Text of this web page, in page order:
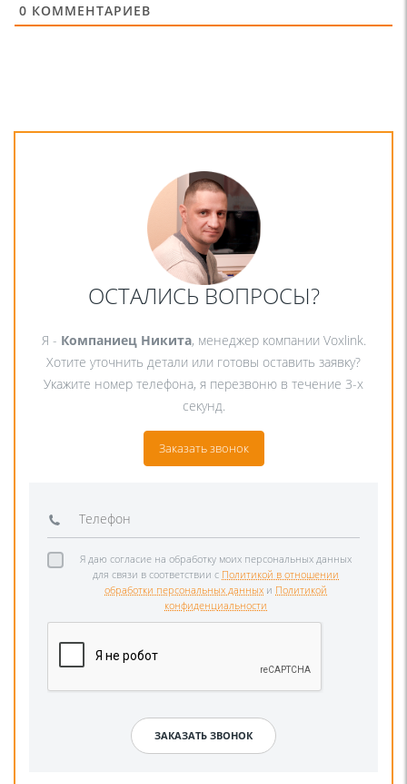
0 КОММЕНТАРИЕВ
ОСТАЛИСЬ ВОПРОСЫ?
Я - Компаниец Никита, менеджер компании Voxlink.
Хотите уточнить детали или готовы оставить заявку?
Укажите номер телефона, я перезвоню в течение 3-х
секунд.
Заказать звонок
Я даю согласие на обработку моих персональных данных
для связи в соответствии с Политикой в отношении
обработки персональных данных и Политикой
конфиденциальности